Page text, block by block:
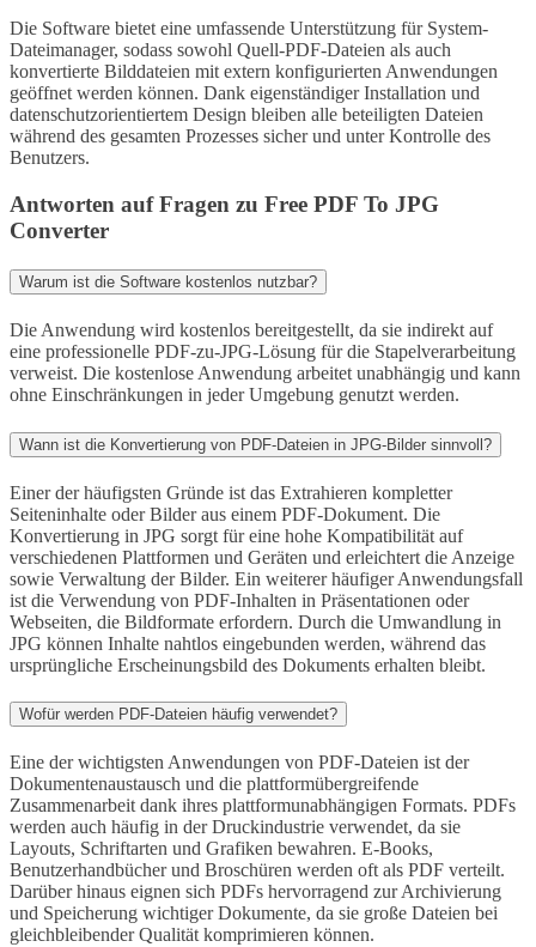
Die Software bietet eine umfassende Unterstützung für System-
Dateimanager, sodass sowohl Quell-PDF-Dateien als auch
konvertierte Bilddateien mit extern konfigurierten Anwendungen
geöffnet werden können. Dank eigenständiger Installation und
datenschutzorientiertem Design bleiben alle beteiligten Dateien
während des gesamten Prozesses sicher und unter Kontrolle des
Benutzers.
Antworten auf Fragen zu Free PDF To JPG
Converter
Warum ist die Software kostenlos nutzbar?
Die Anwendung wird kostenlos bereitgestellt, da sie indirekt auf
eine professionelle PDF-zu-JPG-Lösung für die Stapelverarbeitung
verweist. Die kostenlose Anwendung arbeitet unabhängig und kann
ohne Einschränkungen in jeder Umgebung genutzt werden.
Wann ist die Konvertierung von PDF-Dateien in JPG-Bilder sinnvoll?
Einer der häufigsten Gründe ist das Extrahieren kompletter
Seiteninhalte oder Bilder aus einem PDF-Dokument. Die
Konvertierung in JPG sorgt für eine hohe Kompatibilität auf
verschiedenen Plattformen und Geräten und erleichtert die Anzeige
sowie Verwaltung der Bilder. Ein weiterer häufiger Anwendungsfall
ist die Verwendung von PDF-Inhalten in Präsentationen oder
Webseiten, die Bildformate erfordern. Durch die Umwandlung in
JPG können Inhalte nahtlos eingebunden werden, während das
ursprüngliche Erscheinungsbild des Dokuments erhalten bleibt.
Wofür werden PDF-Dateien häufig verwendet?
Eine der wichtigsten Anwendungen von PDF-Dateien ist der
Dokumentenaustausch und die plattformübergreifende
Zusammenarbeit dank ihres plattformunabhängigen Formats. PDFs
werden auch häufig in der Druckindustrie verwendet, da sie
Layouts, Schriftarten und Grafiken bewahren. E-Books,
Benutzerhandbücher und Broschüren werden oft als PDF verteilt.
Darüber hinaus eignen sich PDFs hervorragend zur Archivierung
und Speicherung wichtiger Dokumente, da sie große Dateien bei
gleichbleibender Qualität komprimieren können.